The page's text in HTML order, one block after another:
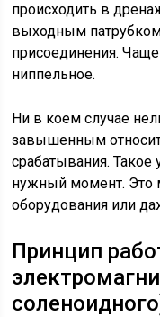
происходить в
выходным
присоединения.
ниппельное.
Ни в коем случае
завышенным
срабатывания. Такое
нужный момент. Это
оборудования или
Принцип